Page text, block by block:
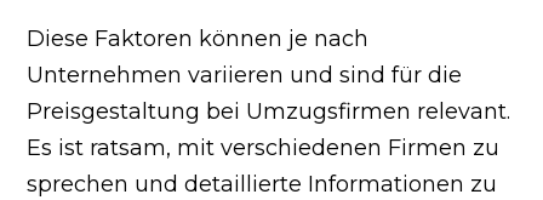
Diese Faktoren können je nach
Unternehmen variieren und sind für die
Preisgestaltung bei Umzugsfirmen relevant.
Es ist ratsam, mit verschiedenen Firmen zu
sprechen und detaillierte Informationen zu